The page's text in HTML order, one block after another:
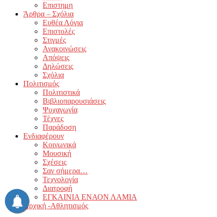
Επιστημη
Άρθρα – Σχόλια
Ευθέα Λόγια
Επιστολές
Στιγμές
Ανακοινώσεις
Απόψεις
Δηλώσεις
Σχόλια
Πολιτισμός
Πολιτιστικά
Βιβλιοπαρουσιάσεις
Ψυχαγωγία
Τέχνες
Παράδοση
Ενδιαφέρουν
Κοινωνικά
Μουσική
Σχέσεις
Σαν σήμερα…
Τεχνολογία
Διατροφή
ΕΓΚΑΙΝΙΑ ΕΝΑΟΝ ΛΑΜΙΑ
Αρχική -Αθλητισμός